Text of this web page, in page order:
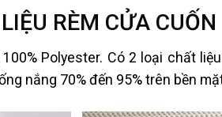
RÈM CỬA CUỐN
Polyester. Có 2 loại chất
nắng 70% đến 95% trên bền